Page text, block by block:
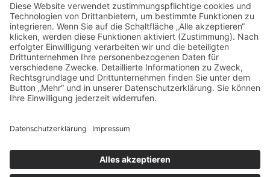
Impressum bkgev.de |
Datenschutzbestimmungen bkgev.de|
Cookie-
Einstellungenpflege@bkgev.de